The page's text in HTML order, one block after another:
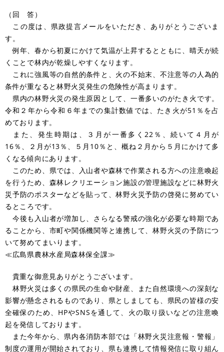
（回 答）
この度は、県政提言メールをいただき、ありがとうございま
す。
例年、春から初夏にかけて気温が上昇するとともに、晴天が続
くことで林内が乾燥しやすくなります。
これに強風等の自然的条件と、火の不始末、不注意等の人為的
条件が重なると林野火災発生の危険性が高まります。
県内の林野火災の発生原因として、一番多いのがたき火です。
令和２年から令和６年までの集計数値では、たき火が51％を占
めております。
また、発生時期は、３月が一番多く22％、続いて４月が
16％、２月が13％、５月10％と、概ね２月から５月にかけて多
くなる傾向にあります。
このため、県では、入山者や森林で作業される方への注意喚起
を行うため、森林レクリエーション施設の管理施設などに林野火
災予防のポスターなどを貼って、林野火災予防の啓発に努めてい
るところです。
今後も入山者が増加し、さらなる警戒の強化が必要な時期であ
ることから、市町や関係機関等と連携して、林野火災の予防につ
いて努めてまいります。
≪広島県農林水産局森林保全課≫
貴重な御意見ありがとうございます。
林野火災は多くの県民の生命や財産、また自然環境への深刻な
影響が懸念されるものであり、県としましても、県民の皆様の安
全確保のため、HPやSNSを通して、火の取り扱いなどの注意喚
起を発信しております。
また今年から、県内各消防本部では「林野火災注意報・警報」
制度の運用が開始されており、県も連携して情報発信に取り組ん